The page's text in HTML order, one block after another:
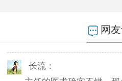
网
长流：
主任的医术确实不错，